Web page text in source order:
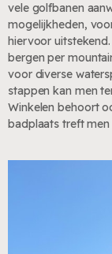
vele golfbanen
mogelijkheden,
hiervoor
bergen per
voor diverse
stappen kan men
Winkelen behoort
badplaats treft